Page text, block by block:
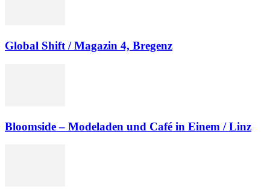
Global Shift / Magazin 4, Bregenz
Bloomside – Modeladen und Café in Einem / Linz